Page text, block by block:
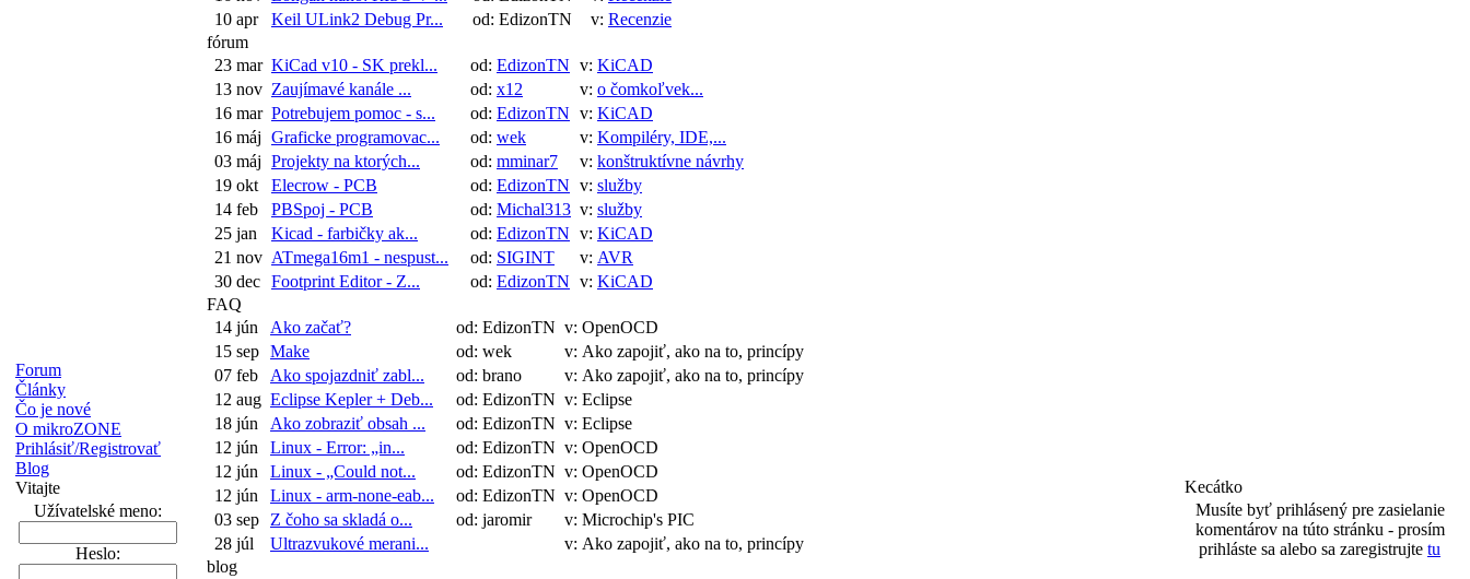
Forum
Články
Čo je nové
O mikroZONE
Prihlásiť/Registrovať
Blog
Vitajte
Užívatelské meno:
Heslo:
10 apr
Keil ULink2 Debug Pr... od: EdizonTN v: Recenzie
fórum
23 mar KiCad v10 - SK prekl... od: EdizonTN v: KiCAD
13 nov Zaujímavé kanále ... od: x12 v: o čomkoľvek...
16 mar Potrebujem pomoc - s... od: EdizonTN v: KiCAD
16 máj Graficke programovac... od: wek v: Kompiléry, IDE,...
03 máj Projekty na ktorých... od: mminar7 v: konštruktívne návrhy
19 okt
Elecrow - PCB od: EdizonTN v: služby
14 feb
PBSpoj - PCB od: Michal313 v: služby
25 jan
Kicad - farbičky ak... od: EdizonTN v: KiCAD
21 nov ATmega16m1 - nespust... od: SIGINT v: AVR
30 dec Footprint Editor - Z... od: EdizonTN v: KiCAD
FAQ
14 jún
Ako začať? od: EdizonTN v: OpenOCD
15 sep Make od: wek
v: Ako zapojiť, ako na to, princípy
07 feb
Ako spojazdniť zabl... od: brano
v: Ako zapojiť, ako na to, princípy
12 aug Eclipse Kepler + Deb... od: EdizonTN v: Eclipse
18 jún
Ako zobraziť obsah ... od: EdizonTN v: Eclipse
12 jún
Linux - Error: „in... od: EdizonTN v: OpenOCD
12 jún
Linux - „Could not... od: EdizonTN v: OpenOCD
12 jún
Linux - arm-none-eab... od: EdizonTN v: OpenOCD
03 sep
Z čoho sa skladá o... od: jaromir
v: Microchip's PIC
28 júl
Ultrazvukové merani...
v: Ako zapojiť, ako na to, princípy
blog
Kecátko
Musíte byť prihlásený pre zasielanie
komentárov na túto stránku - prosím
prihláste sa alebo sa zaregistrujte tu